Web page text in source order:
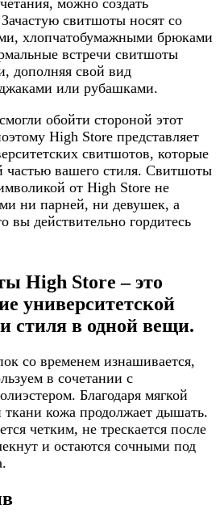
можно создать
свитшоты носят со
хлопчатобумажными брюками
встречи свитшоты
дополняя свой вид
или рубашками.
обойти стороной этот
High Store представляет
свитшотов, которые
частью вашего стиля. Свитшоты
от High Store не
ни парней, ни девушек, а
вы действительно гордитесь
High Store – это
университетской
стиля в одной вещи.
со временем изнашивается,
в сочетании с
Благодаря мягкой
ткани кожа продолжает дышать.
четким, не трескается после
и остаются сочными под